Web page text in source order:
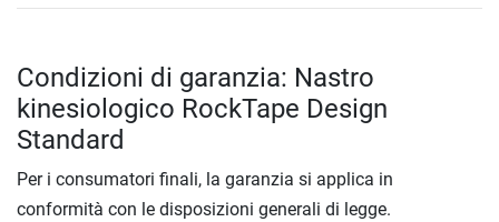
Condizioni di garanzia: Nastro
kinesiologico RockTape Design
Standard
Per i consumatori finali, la garanzia si applica in
conformità con le disposizioni generali di legge.